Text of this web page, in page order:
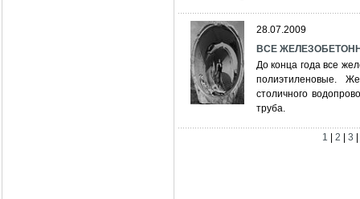
28.07.2009
ВСЕ
До конца года все
полиэтиленовые.
столичного
труба.
1 |2 |3